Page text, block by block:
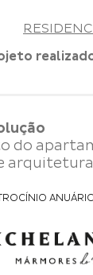
do
criar uma
entre os
design e